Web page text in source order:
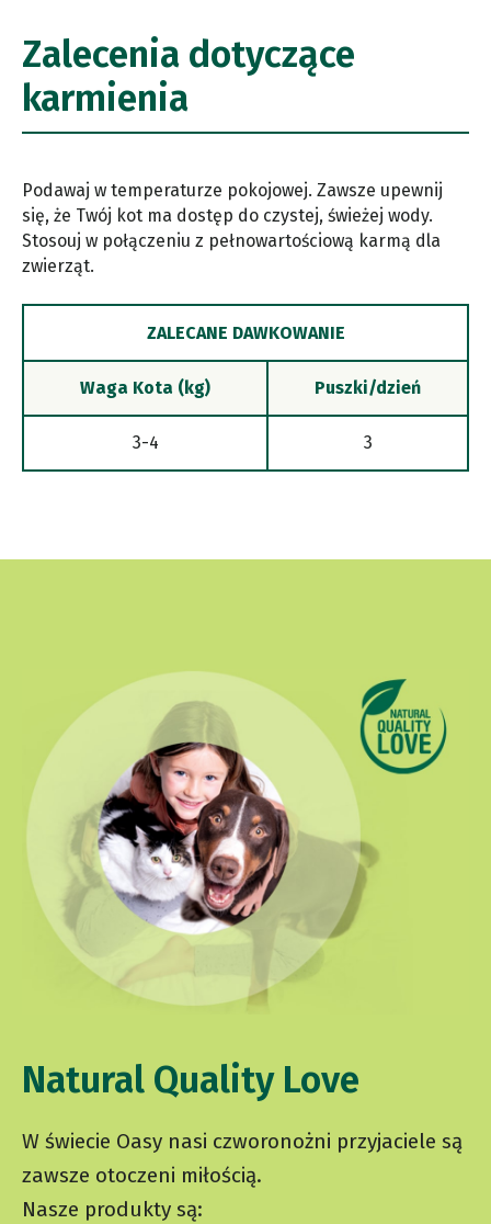
Zalecenia dotyczące
karmienia
Podawaj w temperaturze pokojowej. Zawsze upewnij
się, że Twój kot ma dostęp do czystej, świeżej wody.
Stosouj w połączeniu z pełnowartościową karmą dla
zwierząt.
ZALECANE DAWKOWANIE
Waga Kota (kg) Puszki/dzień
3-4 3
Natural Quality Love
W świecie Oasy nasi czworonożni przyjaciele są
zawsze otoczeni miłością.
Nasze produkty są: